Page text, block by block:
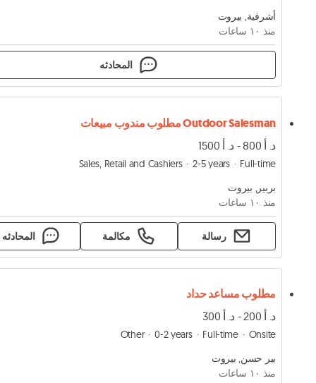
أشرفية, بيروت
منذ ١۰ ساعات
المحادثه
Outdoor Salesman مطلوب مندوب مبيعات
د. أ 800 - د. أ 1500
Sales, Retail and Cashiers 2-5 years
Full-time
بربير, بيروت
منذ ١۰ ساعات
رسالة مكالمة المحادثه
مطلوب مساعد حداد
د. أ 200 - د. أ 300
Other 0-2 years Full-time
Onsite
بير حسن, بيروت
منذ ١۰ ساعات